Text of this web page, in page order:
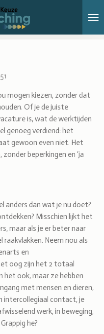
mogen kiezen, zonder dat
Of je de juiste
is, wat de werktijden
genoeg verdiend: het
gewoon even niet. Het
beperkingen en ‘ja
anders dan wat je nu doet?
Misschien lijkt het
maar als je er beter naar
Neem nou als
en
oog zijn het 2 totaal
het ook, maar ze hebben
met mensen en dieren,
intercollegiaal contact, je
werk, in beweging,
he?